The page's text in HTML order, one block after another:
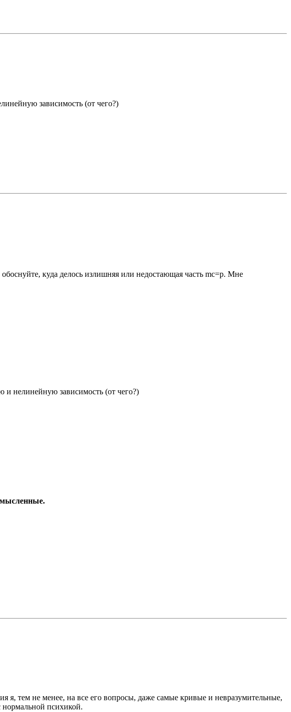
зависимость (от чего?)
куда делось излишняя или недостающая часть mc=р. Мне
нелинейную зависимость (от чего?)
я, тем не менее, на все его вопросы, даже самые кривые и невразумительные,
психикой.